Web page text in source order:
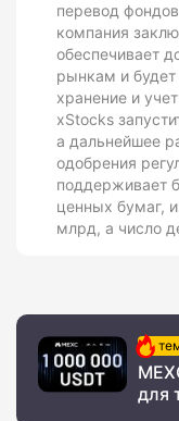
перевод
компания
обеспечивает
рынкам и будет
хранение и
xStocks
а дальнейшее
одобрения
поддерживает
ценных бумаг,
млрд, а число
для